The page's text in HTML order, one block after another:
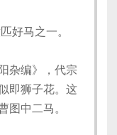
好马之一。
杂编》，代宗
即狮子花。这
图中二马。